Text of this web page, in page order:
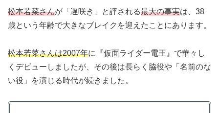
松本若菜さんが「遅咲き」と評される最大の事実は、38
歳という年齢で大きなブレイクを迎えたことにあります。
松本若菜さんは2007年に『仮面ライダー電王』で華々し
くデビューしましたが、その後は長らく脇役や「名前のな
い役」を演じる時代が続きました。